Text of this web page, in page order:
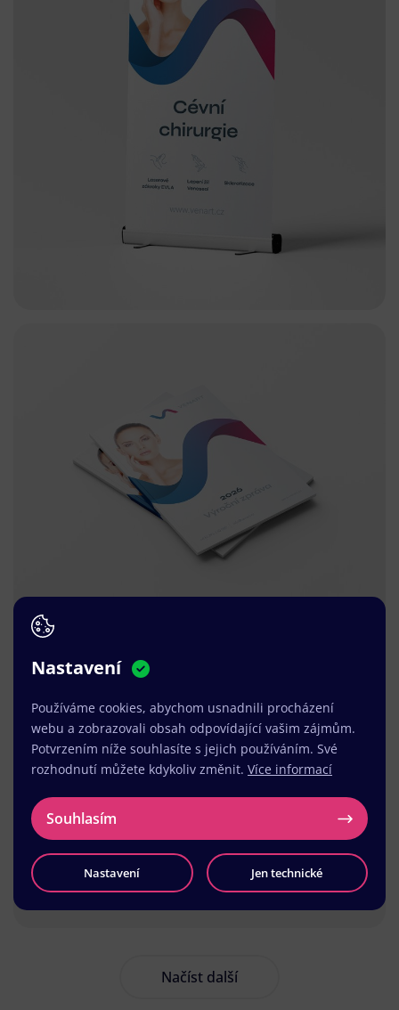
Načíst další
Nastavení
Používáme cookies, abychom usnadnili procházení
webu a zobrazovali obsah odpovídající vašim zájmům.
Potvrzením níže souhlasíte s jejich používáním. Své
rozhodnutí můžete kdykoliv změnit. Více informací
Souhlasím
Nastavení Jen technické